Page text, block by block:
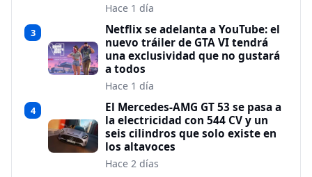
Hace 1 día
3
Netflix se adelanta a YouTube: el
nuevo tráiler de GTA VI tendrá
una exclusividad que no gustará
a todos
Hace 1 día
4
El Mercedes-AMG GT 53 se pasa a
la electricidad con 544 CV y un
seis cilindros que solo existe en
los altavoces
Hace 2 días